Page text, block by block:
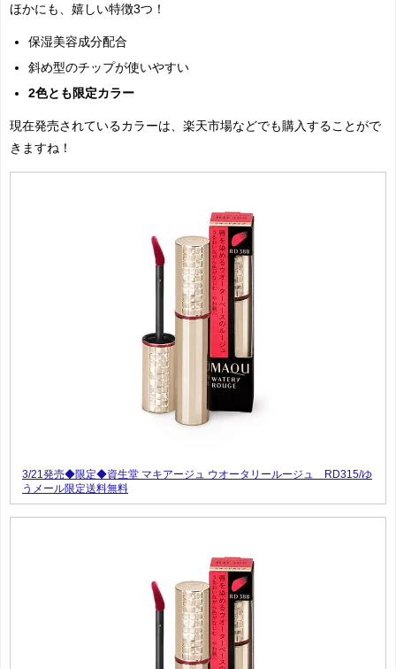
ほかにも、嬉しい特徴3つ！
保湿美容成分配合
斜め型のチップが使いやすい
2色とも限定カラー
現在発売されているカラーは、楽天市場などでも購入することがで
きますね！
3/21発売◆限定◆資生堂 マキアージュ ウオータリールージュ RD315/ゆ
うメール限定送料無料